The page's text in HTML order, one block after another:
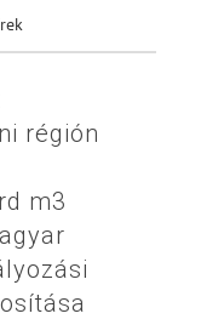
régión
m3